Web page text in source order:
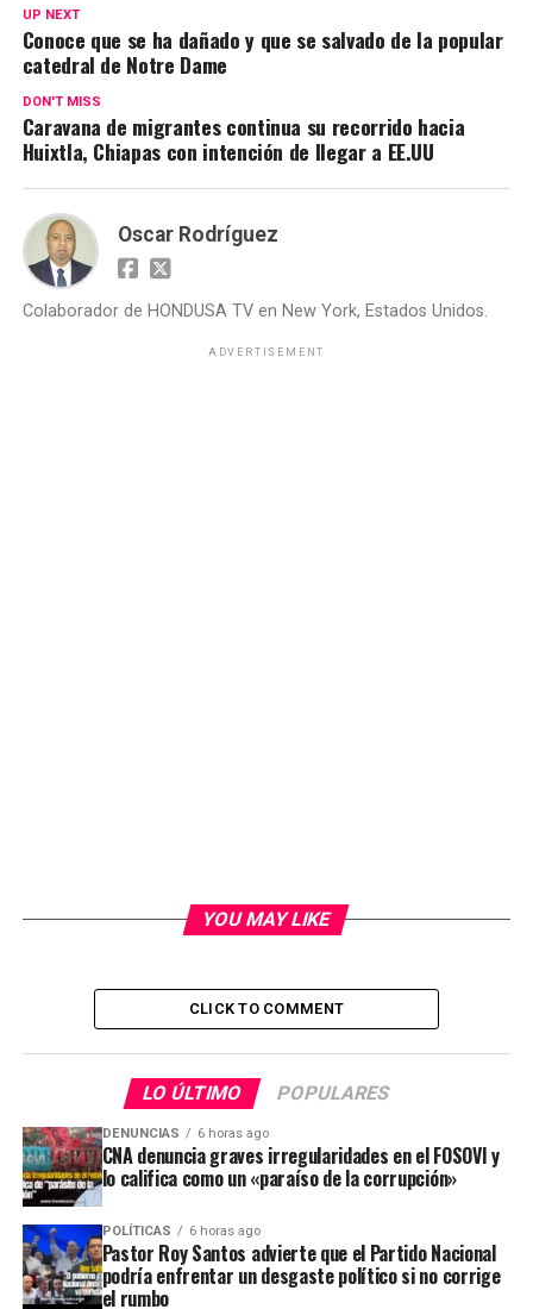
UP NEXT
Conoce que se ha dañado y que se salvado de la popular
catedral de Notre Dame
DON'T MISS
Caravana de migrantes continua su recorrido hacia
Huixtla, Chiapas con intención de llegar a EE.UU
Oscar Rodríguez
Colaborador de HONDUSA TV en New York, Estados Unidos.
ADVERTISEMENT
YOU MAY LIKE
CLICK TO COMMENT
LO ÚLTIMO POPULARES
DENUNCIAS 6 horas ago
CNA denuncia graves irregularidades en el FOSOVI y
lo califica como un «paraíso de la corrupción»
POLÍTICAS 6 horas ago
Pastor Roy Santos advierte que el Partido Nacional
podría enfrentar un desgaste político si no corrige
el rumbo